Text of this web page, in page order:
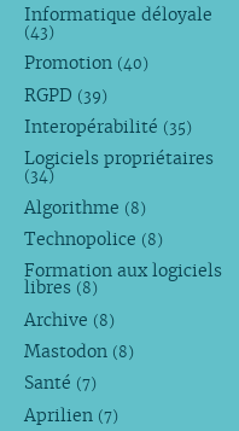
Informatique déloyale
(43)
Promotion (40)
RGPD (39)
Interopérabilité (35)
Logiciels propriétaires
(34)
Algorithme (8)
Technopolice (8)
Formation aux logiciels
libres (8)
Archive (8)
Mastodon (8)
Santé (7)
Aprilien (7)